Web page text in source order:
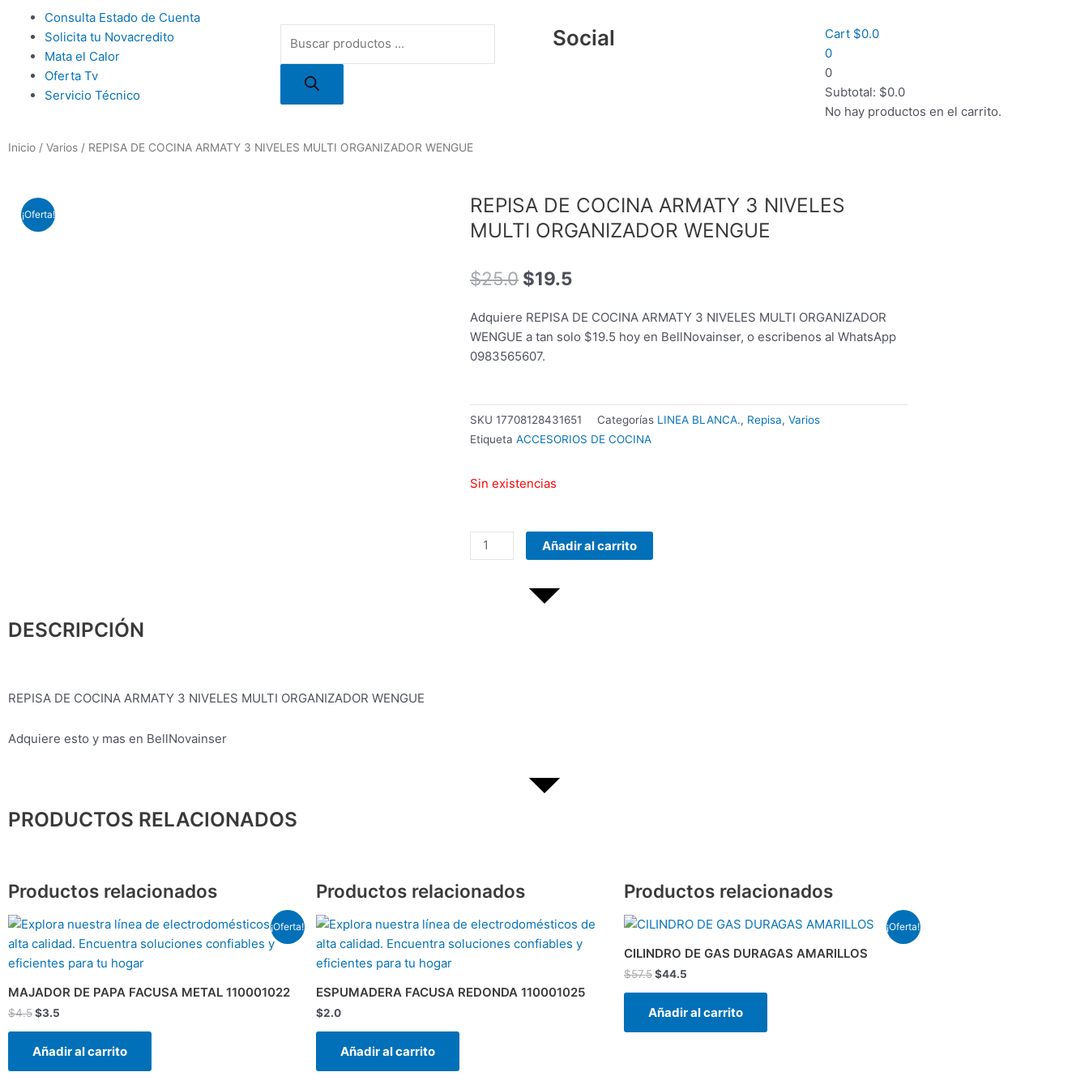
contenido
Main
Menu
Consulta Estado de Cuenta
Solicita tu Novacredito
Mata el Calor
Oferta Tv
Servicio Técnico
de
Social Cart $0.0
0
0
Subtotal: $0.0
No hay productos en el carrito.
Inicio / Varios / REPISA DE COCINA ARMATY 3 NIVELES MULTI ORGANIZADOR WENGUE
¡Oferta!
REPISA DE COCINA ARMATY 3 NIVELES
MULTI ORGANIZADOR WENGUE
$25.0 El
original
era:
$25.0.
$19.5
actual
es:
Adquiere REPISA DE COCINA ARMATY 3 NIVELES MULTI ORGANIZADOR
WENGUE a tan solo $19.5 hoy en BellNovainser, o escribenos al WhatsApp
0983565607.
SKU 17708128431651 Categorías LINEA BLANCA., Repisa, Varios
Etiqueta ACCESORIOS DE COCINA
Sin existencias
COMBO
TECLADO/MOUSE
Añadir al carrito
DESCRIPCIÓN
REPISA DE COCINA ARMATY 3 NIVELES MULTI ORGANIZADOR WENGUE
Adquiere esto y mas en BellNovainser
PRODUCTOS RELACIONADOS
Productos relacionados
¡Oferta!
MAJADOR DE PAPA FACUSA METAL 110001022
$4.5
El
precio
original
era:
$3.5
El
actual
es:
Añadir al carrito
Productos relacionados
ESPUMADERA FACUSA REDONDA 110001025
$2.0
Añadir al carrito
Productos relacionados
¡Oferta!
CILINDRO DE GAS DURAGAS AMARILLOS
$57.5
El
original
era:
$57.5.
$44.5
El
actual
es:
$44.5.
Añadir al carrito